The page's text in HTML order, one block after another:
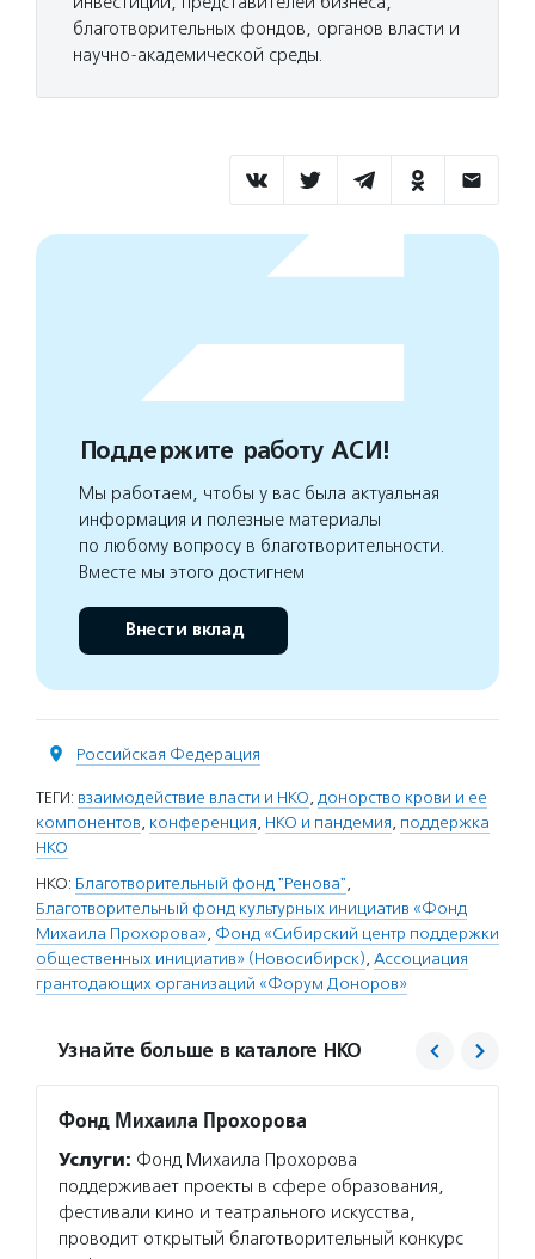
благотворительных фондов, органов власти и
научно-академической среды.
Поддержите работу АСИ!
Мы работаем, чтобы у вас была актуальная
информация и полезные материалы
по любому вопросу в благотворительности.
Вместе мы этого достигнем
Внести вклад
Российская Федерация
ТЕГИ: взаимодействие власти и НКО, донорство крови и ее
компонентов, конференция, НКО и пандемия, поддержка
НКО
НКО: Благотворительный фонд "Ренова",
Благотворительный фонд культурных инициатив «Фонд
Михаила Прохорова», Фонд «Сибирский центр поддержки
общественных инициатив» (Новосибирск), Ассоциация
грантодающих организаций «Форум Доноров»
Узнайте больше в каталоге НКО
Фонд Михаила Прохорова
Услуги: Фонд Михаила Прохорова
поддерживает проекты в сфере образования,
фестивали кино и театрального искусства,
проводит открытый благотворительный конкурс